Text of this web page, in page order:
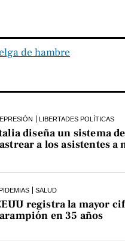
de hambre
LIBERTADES POLÍTICAS
diseña un sistema
a los asistentes a
SALUD
registra la mayor
en 35 años